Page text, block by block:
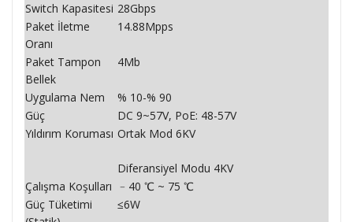
Switch Kapasitesi 28Gbps
Paket İletme
Oranı
14.88Mpps
Paket Tampon
Bellek
4Mb
Uygulama Nem
% 10-% 90
Güç
DC 9~57V, PoE: 48-57V
Yıldırım Koruması Ortak Mod 6KV
Diferansiyel Modu 4KV
Çalışma Koşulları ﹣40 ℃ ~ 75 ℃
Güç Tüketimi
≤6W